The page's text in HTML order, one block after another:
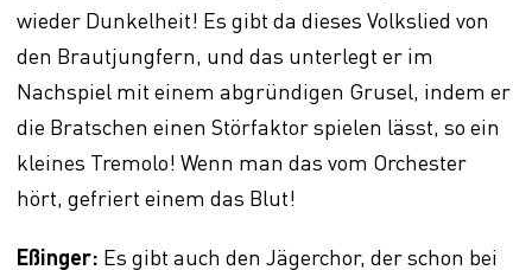
wieder Dunkelheit! Es gibt da dieses Volkslied von
den Brautjungfern, und das unterlegt er im
Nachspiel mit einem abgründigen Grusel, indem er
die Bratschen einen Störfaktor spielen lässt, so ein
kleines Tremolo! Wenn man das vom Orchester
hört, gefriert einem das Blut!
Eßinger: Es gibt auch den Jägerchor, der schon bei